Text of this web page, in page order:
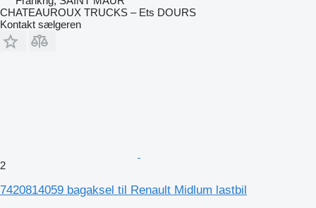
CHATEAUROUX TRUCKS – Ets DOURS
Kontakt sælgeren
2
7420814059 bagaksel til Renault Midlum lastbil